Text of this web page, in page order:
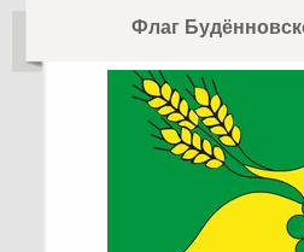
Флаг